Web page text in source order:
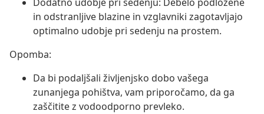
in odstranljive blazine in vzglavniki zagotavljajo
optimalno udobje pri sedenju na prostem.
Opomba:
Da bi podaljšali življenjsko dobo vašega
zunanjega pohištva, vam priporočamo, da ga
zaščitite z vodoodporno prevleko.